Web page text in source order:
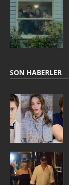
SON HABERLER